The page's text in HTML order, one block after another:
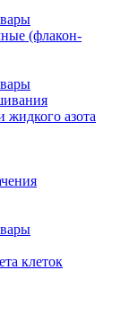
(флакон-
жидкого азота
клеток